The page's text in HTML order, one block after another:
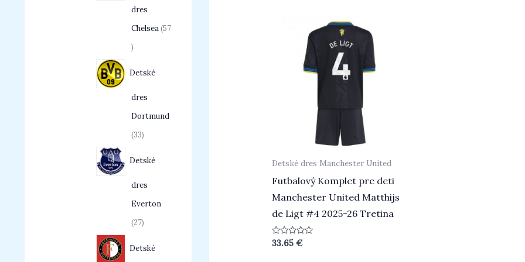
dres
Chelsea 57
Detské
dres
Dortmund
33
Detské
dres
Everton
27
Detské
Detské dres Manchester United
Futbalový Komplet pre deti
Manchester United Matthijs
de Ligt #4 2025-26 Tretina
Hodnotenie
33.65 €